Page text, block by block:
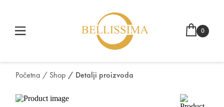
0
Početna / Shop / Detalji proizvoda